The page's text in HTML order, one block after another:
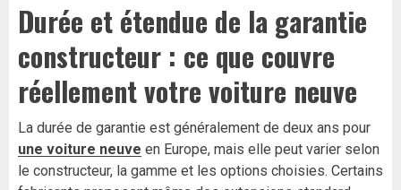
Durée et étendue de la garantie
constructeur : ce que couvre
réellement votre voiture neuve
La durée de garantie est généralement de deux ans pour
une voiture neuve en Europe, mais elle peut varier selon
le constructeur, la gamme et les options choisies. Certains